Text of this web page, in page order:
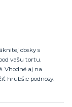
dosky s
vašu tortu.
Vhodné aj na
hrubšie podnosy.